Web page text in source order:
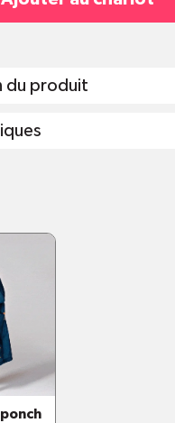
du produit
Seiten
ab ca. 140cm
- Der Poncho lässt sich
Tasche praktisch
Eine Anleitung
Poncho
der Vespa oder dem
Beine vor dem Regen